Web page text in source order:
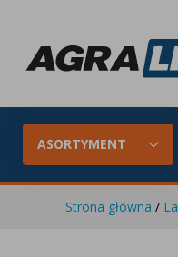
ASORTYMENT
Strona główna /